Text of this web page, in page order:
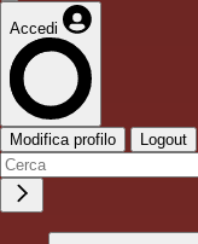
Accedi
Modifica profilo Logout